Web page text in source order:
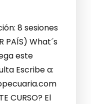
8 sesiones
PAÍS) What´s
este
Escribe a:
CURSO? El